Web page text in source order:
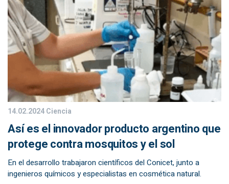
14.02.2024Ciencia
Así es el innovador producto argentino que
protege contra mosquitos y el sol
En el desarrollo trabajaron científicos del Conicet, junto a
ingenieros químicos y especialistas en cosmética natural.